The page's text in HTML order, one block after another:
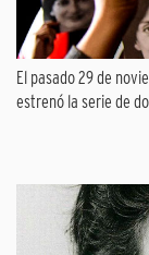
El pasado 29 de
estrenó la serie de